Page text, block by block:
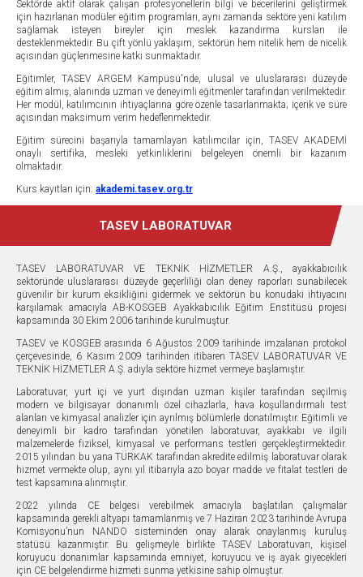
Sektörde aktif olarak çalışan profesyonellerin bilgi ve becerilerini geliştirmek
için hazırlanan modüler eğitim programları, aynı zamanda sektöre yeni katılım
sağlamak isteyen bireyler için meslek kazandırma kursları ile
desteklenmektedir. Bu çift yönlü yaklaşım, sektörün hem nitelik hem de nicelik
açısından güçlenmesine katkı sunmaktadır.
Eğitimler, TASEV ARGEM Kampüsü'nde, ulusal ve uluslararası düzeyde
eğitim almış, alanında uzman ve deneyimli eğitmenler tarafından verilmektedir.
Her modül, katılımcının ihtiyaçlarına göre özenle tasarlanmakta; içerik ve süre
açısından maksimum verim hedeflenmektedir.
Eğitim sürecini başarıyla tamamlayan katılımcılar için, TASEV AKADEMİ
onaylı sertifika, mesleki yetkinliklerini belgeleyen önemli bir kazanım
olmaktadır.
Kurs kayıtları için: akademi.tasev.org.tr
TASEV LABORATUVAR
TASEV LABORATUVAR VE TEKNİK HİZMETLER A.Ş., ayakkabıcılık
sektöründe uluslararası düzeyde geçerliliği olan deney raporları sunabilecek
güvenilir bir kurum eksikliğini gidermek ve sektörün bu konudaki ihtiyacını
karşılamak amacıyla AB-KOSGEB Ayakkabıcılık Eğitim Enstitüsü projesi
kapsamında 30 Ekim 2006 tarihinde kurulmuştur.
TASEV ve KOSGEB arasında 6 Ağustos 2009 tarihinde imzalanan protokol
çerçevesinde, 6 Kasım 2009 tarihinden itibaren TASEV LABORATUVAR VE
TEKNİK HİZMETLER A.Ş. adıyla sektöre hizmet vermeye başlamıştır.
Laboratuvar, yurt içi ve yurt dışından uzman kişiler tarafından seçilmiş
modern ve bilgisayar donanımlı özel cihazlarla, hava koşullandırmalı test
alanları ve kimyasal analizler için ayrılmış bölümlerle donatılmıştır. Eğitimli ve
deneyimli bir kadro tarafından yönetilen laboratuvar, ayakkabı ve ilgili
malzemelerde fiziksel, kimyasal ve performans testleri gerçekleştirmektedir.
2015 yılından bu yana TÜRKAK tarafından akredite edilmiş laboratuvar olarak
hizmet vermekte olup, aynı yıl itibarıyla azo boyar madde ve fitalat testleri de
test kapsamına alınmıştır.
2022 yılında CE belgesi verebilmek amacıyla başlatılan çalışmalar
kapsamında gerekli altyapı tamamlanmış ve 7 Haziran 2023 tarihinde Avrupa
Komisyonu’nun NANDO sisteminden onay alarak onaylanmış kuruluş
statüsü kazanmıştır. Bu gelişmeyle birlikte TASEV Laboratuvarı, kişisel
koruyucu donanımlar kapsamında emniyet, koruyucu ve iş ayak giyecekleri
için CE belgelendirme hizmeti sunma yetkisine sahip olmuştur.